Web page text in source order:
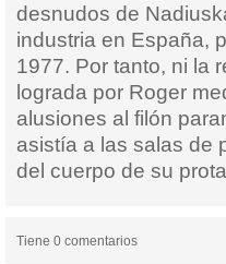
desnudos de
industria en España,
1977. Por tanto, ni la
lograda por Roger
alusiones al filón
asistía a las salas de
del cuerpo de su
Tiene 0 comentarios